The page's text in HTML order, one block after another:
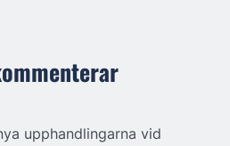
upphandlingarna vid